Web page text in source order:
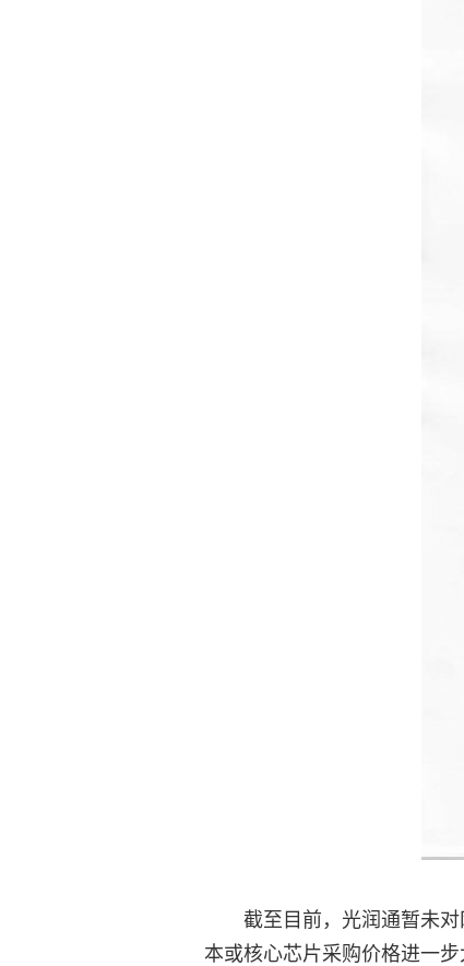
截至目前，光润通暂未
本或核心芯片采购价格进一